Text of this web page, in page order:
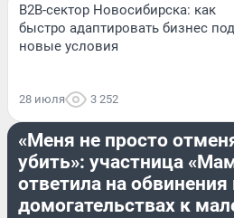
B2B-сектор Новосибирска: как
быстро адаптировать бизнес под
новые условия
28 июля 3 252
«Меня не просто
убить»: участница
ответила на обвинения
домогательствах к